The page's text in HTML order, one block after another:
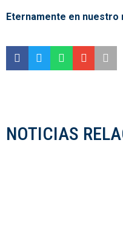
Eternamente en
NOTICIAS